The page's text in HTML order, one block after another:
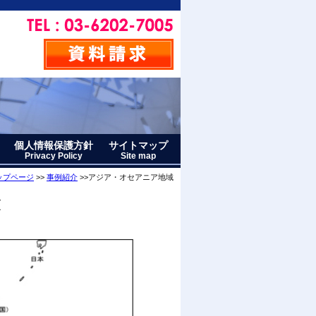
個人情報保護方針
Privacy Policy
サイトマップ
Site map
プページ >> 事例紹介 >>アジア・オセアニア地域